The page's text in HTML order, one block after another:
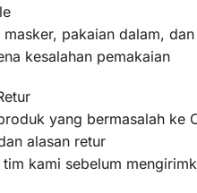
pakaian dalam, dan
kesalahan pemakaian
yang bermasalah ke
alasan retur
kami sebelum